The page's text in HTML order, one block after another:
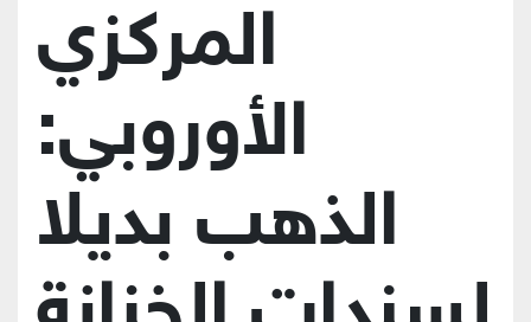
المركزي
الأوروبي:
الذهب بديلا